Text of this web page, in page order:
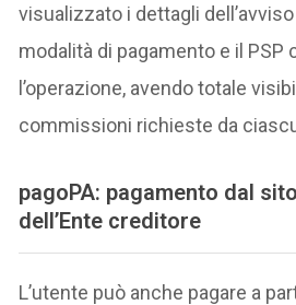
visualizzato i dettagli
modalità di pagamento e il PSP
l’operazione, avendo totale
commissioni richieste da
pagoPA: pagamento dal
dell’Ente creditore
L’utente può anche pagare a